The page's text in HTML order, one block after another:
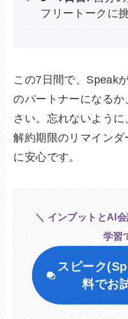
フリートークに
この7日間で、Speak
のパートナーになる
さい。忘れないよう
解約期限のリマイン
に安心です。
＼ インプットとAI会
学習
スピーク
料でお